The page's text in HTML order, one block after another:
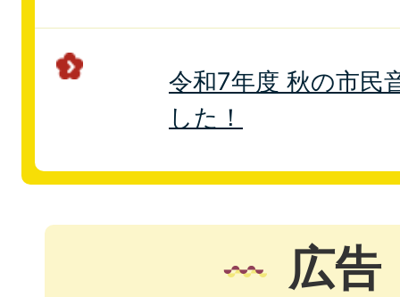
令和7年度 秋の市民
した！
広告